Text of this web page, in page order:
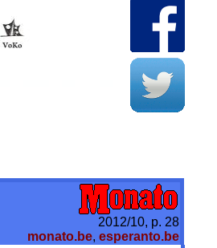
2012/10, p. 28
monato.be,esperanto.be